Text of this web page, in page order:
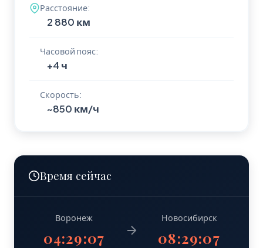
Расстояние:
2 880 км
Часовой пояс:
+4 ч
Скорость:
~850 км/ч
Время сейчас
Воронеж
04:29:07
Новосибирск
08:29:07